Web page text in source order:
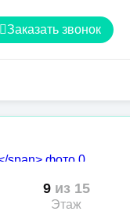
Заказать звонок
9 из 15
Этаж